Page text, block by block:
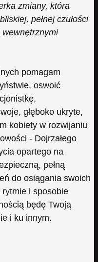
zmiany, która
pełnej czułości
pomagam
oswoić
głęboko ukryte,
kobiety w rozwijaniu
- Dojrzałego
opartego na
pełną
do osiągania swoich
i sposobie
będę Twoją
i ku innym.